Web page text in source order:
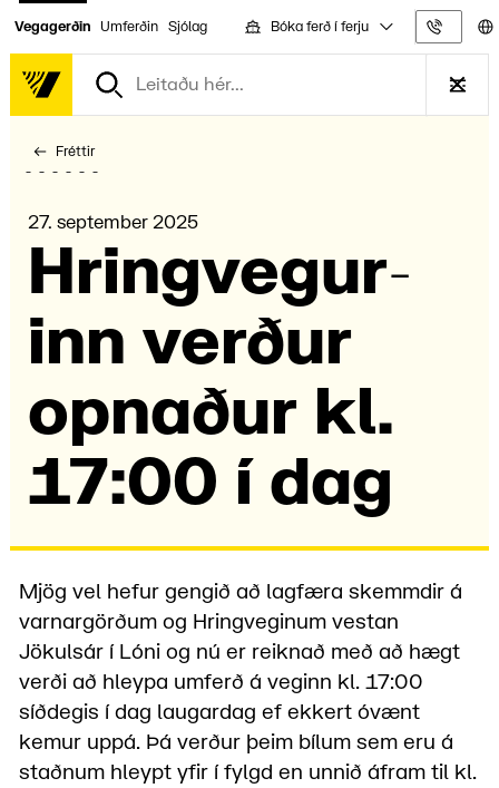
Vegagerðin Umferðin Sjólag Bóka ferð í ferju
Fréttir
27. september 2025
Hring­vegur­
inn verður
opnaður kl.
17:00 í dag
Mjög vel hefur gengið að lagfæra skemmdir á
varnargörðum og Hringveginum vestan
Jökulsár í Lóni og nú er reiknað með að hægt
verði að hleypa umferð á veginn kl. 17:00
síðdegis í dag laugardag ef ekkert óvænt
kemur uppá. Þá verður þeim bílum sem eru á
staðnum hleypt yfir í fylgd en unnið áfram til kl.